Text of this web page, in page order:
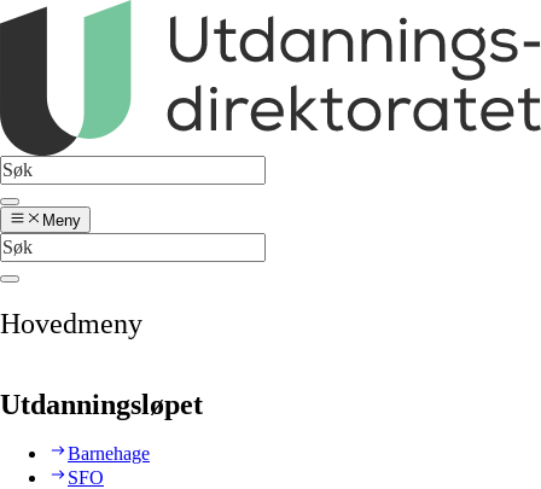
Meny
Hovedmeny
Utdanningsløpet
Barnehage
SFO